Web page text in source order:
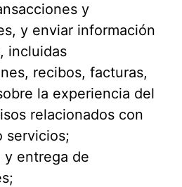
y
y enviar información
incluidas
recibos, facturas,
la experiencia del
relacionados con
servicios;
y entrega de